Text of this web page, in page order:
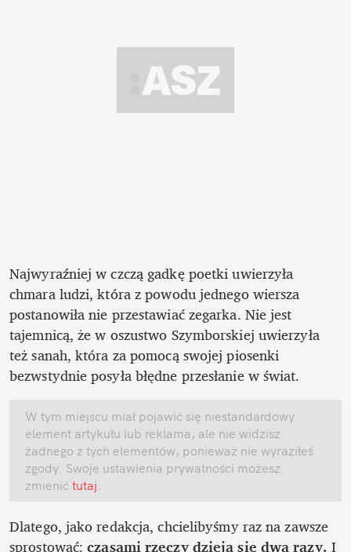
Najwyraźniej w czczą gadkę poetki uwierzyła
chmara ludzi, która z powodu jednego wiersza
postanowiła nie przestawiać zegarka. Nie jest
tajemnicą, że w oszustwo Szymborskiej uwierzyła
też sanah, która za pomocą swojej piosenki
bezwstydnie posyła błędne przesłanie w świat.
W tym miejscu miał pojawić się niestandardowy
element artykułu lub reklama, ale nie widzisz
żadnego z tych elementów, ponieważ nie wyraziłeś
zgody. Swoje ustawienia prywatności możesz
zmienić tutaj.
Dlatego, jako redakcja, chcielibyśmy raz na zawsze
sprostować: czasami rzeczy dzieją się dwa razy. I